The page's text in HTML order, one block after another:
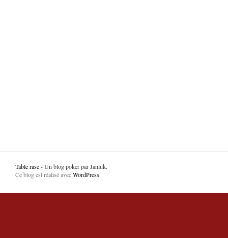
Table rase- Un blog poker par Janluk.
Ce blog est réalisé avecWordPress.